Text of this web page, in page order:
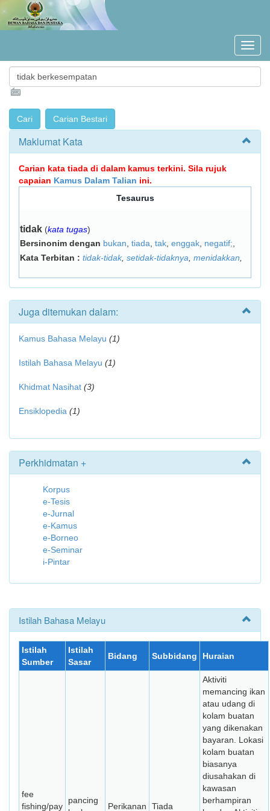
Maklumat Kata
Carian kata tiada di dalam kamus terkini. Sila rujuk
capaian Kamus Dalam Talian ini.
Tesaurus
tidak (kata tugas)
Bersinonim dengan bukan tiada tak enggak negatif;
Kata Terbitan : tidak-tidak, setidak-tidaknya menidakkan
Juga ditemukan dalam:
Kamus Bahasa Melayu (1)
Istilah Bahasa Melayu (1)
Khidmat Nasihat (3)
Ensiklopedia (1)
Perkhidmatan +
Korpus
e-Tesis
e-Jurnal
e-Kamus
e-Borneo
e-Seminar
i-Pintar
Istilah Bahasa Melayu
Istilah
Sumber
Istilah
Sasar
Bidang Subbidang Huraian
fee
fishing/pay
pancing
Perikanan Tiada
Aktiviti
memancing ikan
atau udang di
kolam buatan
yang dikenakan
bayaran. Lokasi
kolam buatan
biasanya
diusahakan di
kawasan
berhampiran